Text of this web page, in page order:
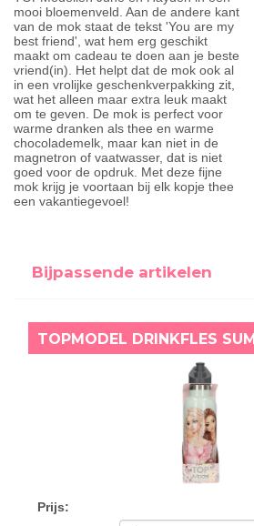
mooi bloemenveld. Aan de andere kant
van de mok staat de tekst 'You are my
best friend', wat hem erg geschikt
maakt om cadeau te doen aan je beste
vriend(in). Het helpt dat de mok ook al
in een vrolijke geschenkverpakking zit,
wat het alleen maar extra leuk maakt
om te geven. De mok is perfect voor
warme dranken als thee en warme
chocolademelk, maar kan niet in de
magnetron of vaatwasser, dat is niet
goed voor de opdruk. Met deze fijne
mok krijg je voortaan bij elk kopje thee
een vakantiegevoel!
Bijpassende artikelen
Prijs: